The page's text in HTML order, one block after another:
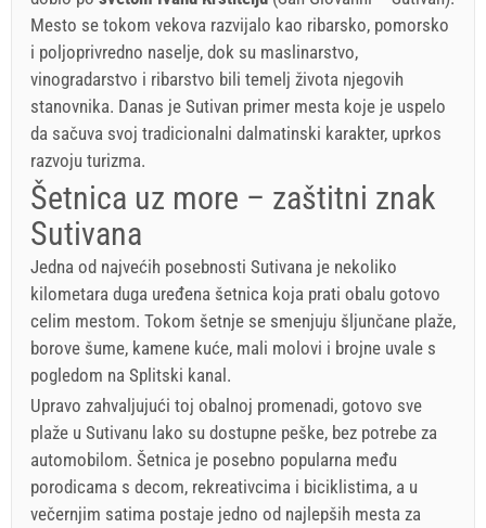
Mesto se tokom vekova razvijalo kao ribarsko, pomorsko
i poljoprivredno naselje, dok su maslinarstvo,
vinogradarstvo i ribarstvo bili temelj života njegovih
stanovnika. Danas je Sutivan primer mesta koje je uspelo
da sačuva svoj tradicionalni dalmatinski karakter, uprkos
razvoju turizma.
Šetnica uz more – zaštitni znak
Sutivana
Jedna od najvećih posebnosti Sutivana je nekoliko
kilometara duga uređena šetnica koja prati obalu gotovo
celim mestom. Tokom šetnje se smenjuju šljunčane plaže,
borove šume, kamene kuće, mali molovi i brojne uvale s
pogledom na Splitski kanal.
Upravo zahvaljujući toj obalnoj promenadi, gotovo sve
plaže u Sutivanu lako su dostupne peške, bez potrebe za
automobilom. Šetnica je posebno popularna među
porodicama s decom, rekreativcima i biciklistima, a u
večernjim satima postaje jedno od najlepših mesta za